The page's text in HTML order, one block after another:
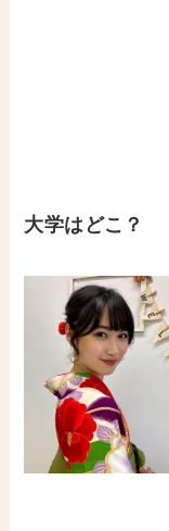
大学はどこ？